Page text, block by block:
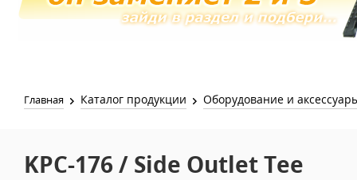
Главная Каталог продукции Оборудование и
KPC-176 / Side Outlet Tee